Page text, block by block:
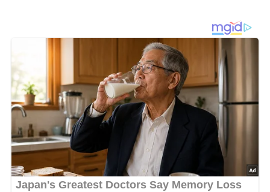
Gurken waschen. Abtrocknen. An beiden Enden gerade
schneiden. Ungeschälte Gurken in dünne Scheiben
schneiden. In eine Schüssel geben. Für die Marinade Öl
mit Zitronenessig, Senf, Salz, Pfeffer und einer kräftigen
Prise Zucker in einer Schüssel verrühren. Zwiebel
schälen. Fein würfeln. In die Marinade geben.
Schnittlauch und Dill waschen. Trockentupfen und fein
hacken. In der Marinade verrühren, über den Salat
gießen. Gut mischen.